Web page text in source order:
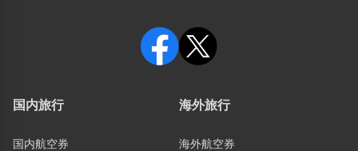
国内旅行
国内航空券
海外旅行
海外航空券